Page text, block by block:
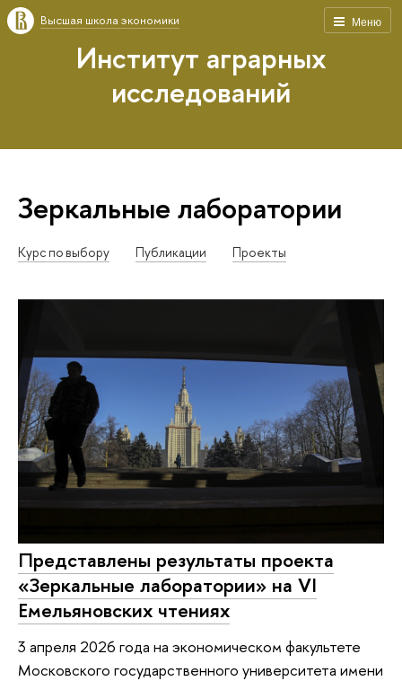
Меню
Высшая школа экономики
Институт аграрных
исследований
Зеркальные лаборатории
Курс по выбору Публикации Проекты
Представлены результаты проекта
«Зеркальные лаборатории» на VI
Емельяновских чтениях
3 апреля 2026 года на экономическом факультете
Московского государственного университета имени